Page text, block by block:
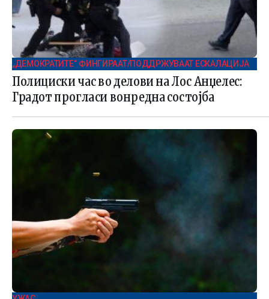
„ДЕМОКРАТИТЕ“ ФИНГИРААТ/ПОДДРЖУВААТ ЕСКАЛАЦИЈА
Полициски час во делови на Лос Анџелес:
Градот прогласи вонредна состојба